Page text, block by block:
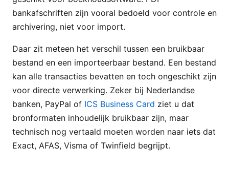
bankafschriften zijn vooral bedoeld voor controle en
archivering, niet voor import.
Daar zit meteen het verschil tussen een bruikbaar
bestand en een importeerbaar bestand. Een bestand
kan alle transacties bevatten en toch ongeschikt zijn
voor directe verwerking. Zeker bij Nederlandse
banken, PayPal of ICS Business Card ziet u dat
bronformaten inhoudelijk bruikbaar zijn, maar
technisch nog vertaald moeten worden naar iets dat
Exact, AFAS, Visma of Twinfield begrijpt.